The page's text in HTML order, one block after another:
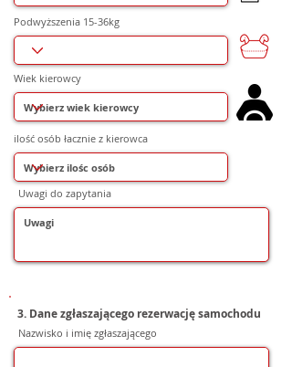
Podwyższenia 15-36kg
Wiek kierowcy
ilość osób łacznie z kierowca
Uwagi do zapytania
3. Dane zgłaszającego rezerwację samochodu
Nazwisko i imię zgłaszającego